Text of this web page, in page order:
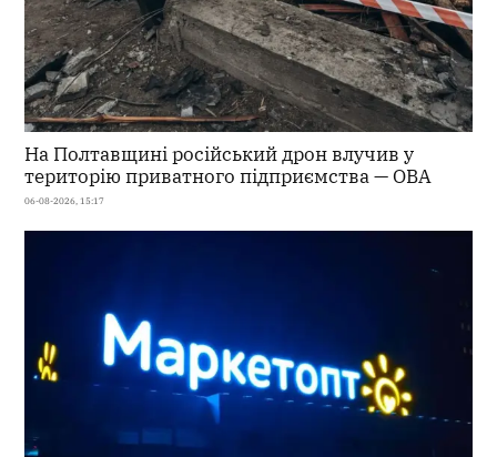
На Полтавщині російський дрон влучив у
територію приватного підприємства — ОВА
06-08-2026, 15:17